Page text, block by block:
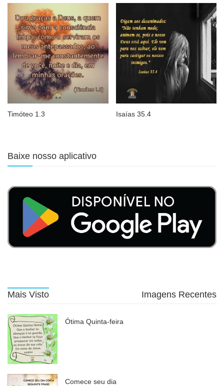
Timóteo 1.3 Isaías 35.4
Baixe nosso aplicativo
Mais Visto Imagens Recentes
Ótima Quinta-feira
Comece seu dia